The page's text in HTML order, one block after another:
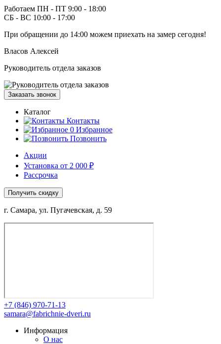
Работаем ПН - ПТ 9:00 - 18:00
СБ - ВС 10:00 - 17:00
При обращении до 14:00 можем приехать на замер сегодня!
Власов Алексей
Руководитель отдела заказов
Заказать звонок
Каталог
Контакты
0 Избранное
Позвонить
Акции
Установка от 2 000 ₽
Рассрочка
Получить скидку
г. Самара, ул. Пугачевская, д. 59
+7 (846) 970-71-13
samara@fabrichnie-dveri.ru
Информация
О нас